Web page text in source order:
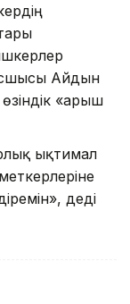
Айдын
«ғарыш
ықтимал
деді